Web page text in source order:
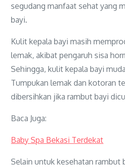
segudang manfaat sehat yang
bayi.
Kulit kepala bayi masih
lemak, akibat pengaruh sisa
Sehingga, kulit kepala bayi
Tumpukan lemak dan kotoran
dibersihkan jika rambut bayi
Baca Juga:
Baby Spa Bekasi Terdekat
Selain untuk kesehatan rambut